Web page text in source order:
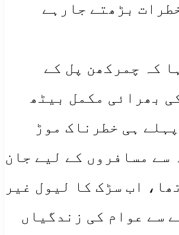
بڑھتے جارہے
کہ چمرکھن پل کے
بھرائی مکمل بیٹھ
ہی خطرناک موڑ
سے مسافروں کے لیے جان
اب سڑک کا لیول غیر
سے عوام کی زندگیاں